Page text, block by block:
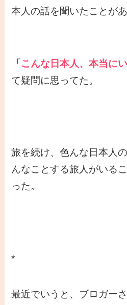
本人の話を聞いたことが
「 こんな日本人、本当に
て疑問に思ってた。
旅を続け、色んな日本人
んなことする旅人がいる
った。
*
最近でいうと、ブロガー